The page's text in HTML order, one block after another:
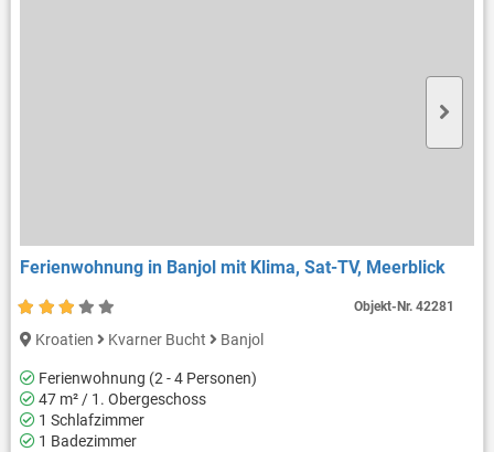
Ferienwohnung in Banjol mit Klima, Sat-TV, Meerblick
Kroatien Kvarner Bucht Banjol
Ferienwohnung (2 - 4 Personen)
47 m² / 1. Obergeschoss
1 Schlafzimmer
1 Badezimmer
Objekt-Nr.42281